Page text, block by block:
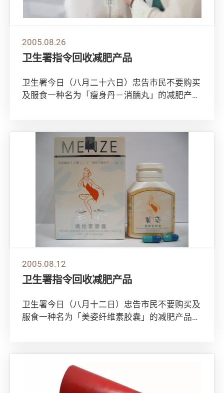
2005.08.26
卫生署指令回收减肥产品
卫生署今日（八月二十六日）忠告市民不要购买
及服食一种名为「瘦身丹－消腩丸」的减肥产
2005.08.12
卫生署指令回收减肥产品
卫生署今日（八月十二日）忠告市民不要购买及
服食一种名为「美姿纤维素胶囊」的减肥产品，